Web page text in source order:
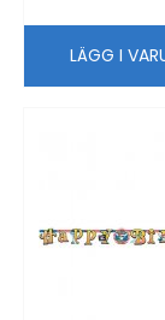
LÄGG I